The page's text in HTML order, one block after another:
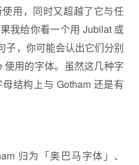
用，同时又超越了它与任
我给你看一个用 Jubilat 或
子，你可能会认出它们分别
使用的字体。虽然这几种字
结构上与 Gotham 还是有
归为「奥巴马字体」、